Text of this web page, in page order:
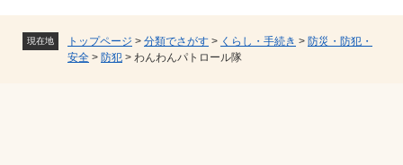
現在地 トップページ > 分類でさがす > くらし・手続き > 防災・防犯・
安全 > 防犯 > わんわんパトロール隊